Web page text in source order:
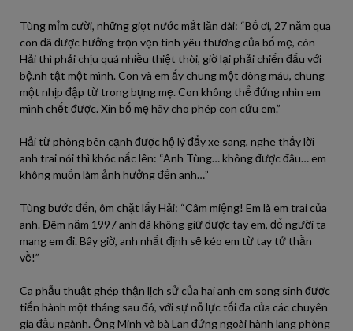
Tùng mỉm cười, những giọt nước mắt lăn dài: “Bố ơi, 27 năm qua
con đã được hưởng trọn vẹn tình yêu thương của bố mẹ, còn
Hải thì phải chịu quá nhiều thiệt thòi, giờ lại phải chiến đấu với
bệ.nh tật một mình. Con và em ấy chung một dòng máu, chung
một nhịp đập từ trong bụng mẹ. Con không thể đứng nhìn em
mình chết được. Xin bố mẹ hãy cho phép con cứu em.”
Hải từ phòng bên cạnh được hộ lý đẩy xe sang, nghe thấy lời
anh trai nói thì khóc nấc lên: “Anh Tùng… không được đâu… em
không muốn làm ảnh hưởng đến anh…”
Tùng bước đến, ôm chặt lấy Hải: “Câm miệng! Em là em trai của
anh. Đêm năm 1997 anh đã không giữ được tay em, để người ta
mang em đi. Bây giờ, anh nhất định sẽ kéo em từ tay tử thần
về!”
Ca phẫu thuật ghép thận lịch sử của hai anh em song sinh được
tiến hành một tháng sau đó, với sự nỗ lực tối đa của các chuyên
gia đầu ngành. Ông Minh và bà Lan đứng ngoài hành lang phòng